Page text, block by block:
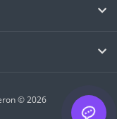
© 2026